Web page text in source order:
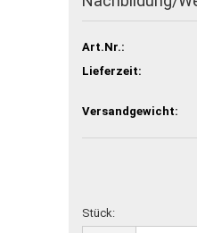
Art.Nr.:
Lieferzeit:
Versandgewicht:
Stück: